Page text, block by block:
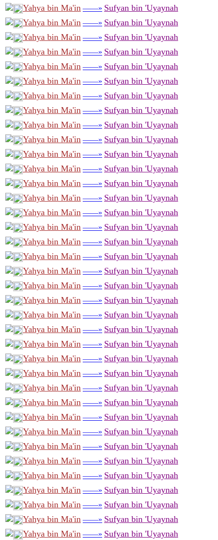
Yahya bin Ma'in ——» Sufyan bin 'Uyaynah
Yahya bin Ma'in ——» Sufyan bin 'Uyaynah
Yahya bin Ma'in ——» Sufyan bin 'Uyaynah
Yahya bin Ma'in ——» Sufyan bin 'Uyaynah
Yahya bin Ma'in ——» Sufyan bin 'Uyaynah
Yahya bin Ma'in ——» Sufyan bin 'Uyaynah
Yahya bin Ma'in ——» Sufyan bin 'Uyaynah
Yahya bin Ma'in ——» Sufyan bin 'Uyaynah
Yahya bin Ma'in ——» Sufyan bin 'Uyaynah
Yahya bin Ma'in ——» Sufyan bin 'Uyaynah
Yahya bin Ma'in ——» Sufyan bin 'Uyaynah
Yahya bin Ma'in ——» Sufyan bin 'Uyaynah
Yahya bin Ma'in ——» Sufyan bin 'Uyaynah
Yahya bin Ma'in ——» Sufyan bin 'Uyaynah
Yahya bin Ma'in ——» Sufyan bin 'Uyaynah
Yahya bin Ma'in ——» Sufyan bin 'Uyaynah
Yahya bin Ma'in ——» Sufyan bin 'Uyaynah
Yahya bin Ma'in ——» Sufyan bin 'Uyaynah
Yahya bin Ma'in ——» Sufyan bin 'Uyaynah
Yahya bin Ma'in ——» Sufyan bin 'Uyaynah
Yahya bin Ma'in ——» Sufyan bin 'Uyaynah
Yahya bin Ma'in ——» Sufyan bin 'Uyaynah
Yahya bin Ma'in ——» Sufyan bin 'Uyaynah
Yahya bin Ma'in ——» Sufyan bin 'Uyaynah
Yahya bin Ma'in ——» Sufyan bin 'Uyaynah
Yahya bin Ma'in ——» Sufyan bin 'Uyaynah
Yahya bin Ma'in ——» Sufyan bin 'Uyaynah
Yahya bin Ma'in ——» Sufyan bin 'Uyaynah
Yahya bin Ma'in ——» Sufyan bin 'Uyaynah
Yahya bin Ma'in ——» Sufyan bin 'Uyaynah
Yahya bin Ma'in ——» Sufyan bin 'Uyaynah
Yahya bin Ma'in ——» Sufyan bin 'Uyaynah
Yahya bin Ma'in ——» Sufyan bin 'Uyaynah
Yahya bin Ma'in ——» Sufyan bin 'Uyaynah
Yahya bin Ma'in ——» Sufyan bin 'Uyaynah
Yahya bin Ma'in ——» Sufyan bin 'Uyaynah
Yahya bin Ma'in ——» Sufyan bin 'Uyaynah